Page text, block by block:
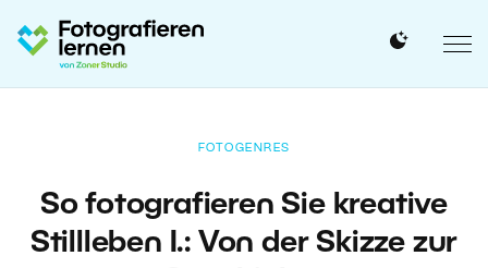
FOTOGENRES
So fotografieren Sie kreative
Stillleben I.: Von der Skizze zur